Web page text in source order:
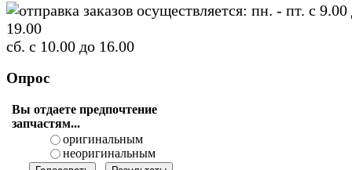
отправка заказов осуществляется: пн. - пт. с 9.00
19.00
сб. с 10.00 до 16.00
Опрос
Вы отдаете предпочтение
запчастям...
оригинальным
неоригинальным